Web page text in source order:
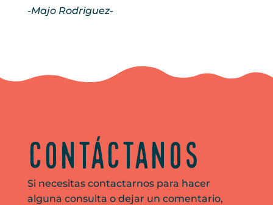
-Majo Rodriguez-
Contáctanos
Si necesitas contactarnos para hacer
alguna consulta o dejar un comentario,